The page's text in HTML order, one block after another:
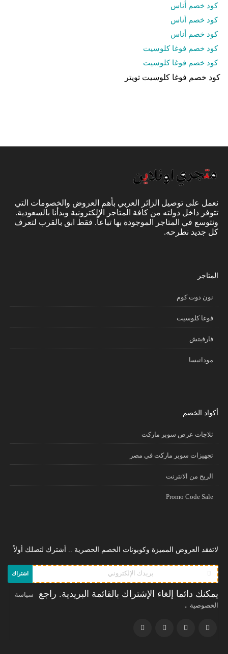
كود خصم أناس
كود خصم أناس
كود خصم أناس
كود خصم فوغا كلوسيت
كود خصم فوغا كلوسيت
كود خصم فوغا كلوسيت تويتر
نعمل على توصيل الزائر العربي بأهم العروض والخصومات التي
تتوفر داخل دولته من كافة المتاجر الإلكترونية وبدأنا بالسعودية.
ونتوسع في المتاجر الموجودة بها تباعاً. فقط ابق بالقرب لتعرف
كل جديد نطرحه.
المتاجر
نون دوت كوم
فوغا كلوسيت
فارفيتش
مودانيسا
أكواد الخصم
ثلاجات عرض سوبر ماركت
تجهيزات سوبر ماركت في مصر
الريح من الانترنت
Promo Code Sale
لاتفقد العروض المميزة وكوبونات الخصم الحصرية .. أشترك لتصلك أولاً
اشتراك
يمكنك دائما إلغاء الإشتراك بالقائمة البريدية. راجع
سياسة
الخصوصية .